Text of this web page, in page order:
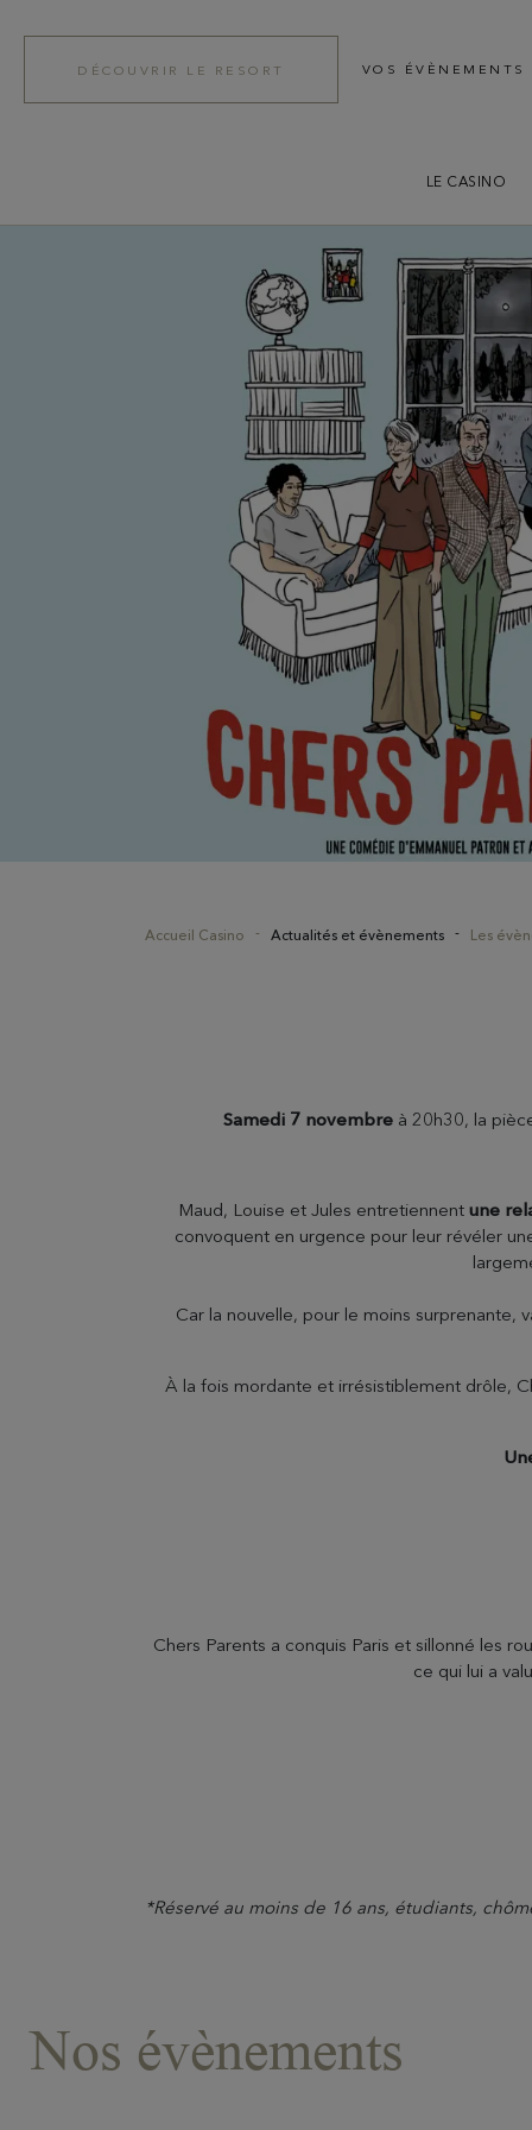
Hôtel Ermitage
DÉCOUVRIR LE RESORT VOS ÉVÈNEMENTS
LE CASINO
Accueil Casino Actualités et évènements Les
Samedi 7 novembre à 20h30, la
Maud, Louise et Jules entretiennent une
convoquent en urgence pour leur révéler
Car la nouvelle, pour le moins surprenante,
À la fois mordante et irrésistiblement drôle,
Chers Parents a conquis Paris et sillonné les
ce qui lui a
*Réservé au moins de 16 ans, étudiants,
Nos évènements